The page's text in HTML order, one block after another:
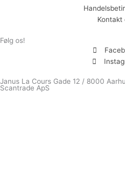
Kontakt
Følg os!
Janus La Cours Gade 12 / 8000
Scantrade ApS